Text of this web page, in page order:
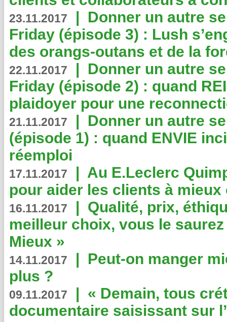
23.11.2017 | Donner un autre
Friday (épisode 3) : Lush
des orangs-outans et de la
22.11.2017 | Donner un autre
Friday (épisode 2) : quand
plaidoyer pour une
21.11.2017 | Donner un autre
(épisode 1) : quand ENVIE
réemploi
17.11.2017 | Au E.Leclerc
pour aider les clients à
16.11.2017 | Qualité, prix,
meilleur choix, vous le
Mieux »
14.11.2017 | Peut-on manger
plus ?
09.11.2017 | « Demain, tous
documentaire saisissant sur